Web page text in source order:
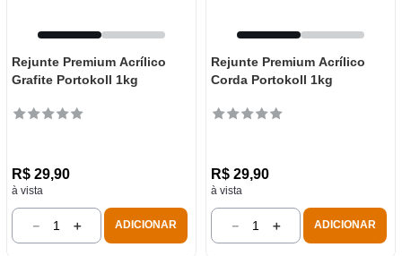
Rejunte Premium Acrílico
Grafite Portokoll 1kg
R$ 29,90
à vista
＋
－ ADICIONAR
Rejunte Premium Acrílico
Corda Portokoll 1kg
R$ 29,90
à vista
＋
－ ADICIONAR